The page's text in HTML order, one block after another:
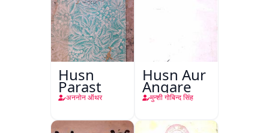
Husn
Parast
अननोन ऑथर
Husn Aur
Angare
मुन्शी गोबिन्द सिंह